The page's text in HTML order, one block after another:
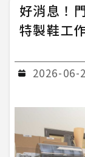
好消息！
特製鞋工
2026-06-